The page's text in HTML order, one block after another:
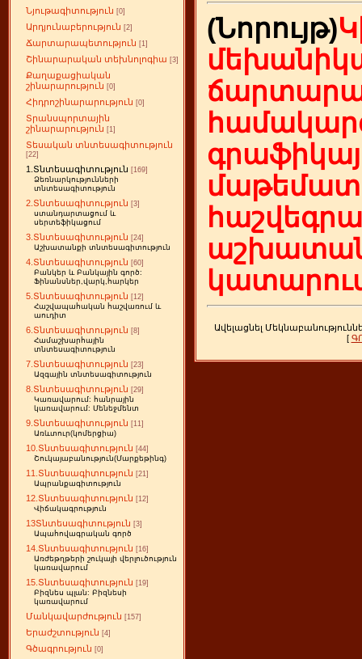
Նյութագիտություն [0]
Արդյունաբերություն [2]
Ճարտարապետություն [1]
Շինարարական տեխնոլոգիա [3]
Քաղաքացիական
շինարարություն [0]
Հիդրոշինարարություն [0]
Տրանսպորտային
շինարարություն [1]
Տեսական տնտեսագիտություն
[22]
1.Տնտեսագիտություն [169]
Ձեռնարկությունների
տնտեսագիտություն
2.Տնտեսագիտություն [3]
ստանդարտացում և
սերտեֆիկացում
3.Տնտեսագիտություն [24]
Աշխատանքի տնտեսագիտություն
4.Տնտեսագիտություն [60]
Բանկեր և Բանկային գործ:
Ֆինանսներ,վարկ,հարկեր
5.Տնտեսագիտություն [12]
Հաշվապահական հաշվառում և
աուդիտ
6.Տնտեսագիտություն [8]
Համաշխարհային
տնտեսագիտություն
7.Տնտեսագիտություն [23]
Ազգային տնտեսագիտություն
8.Տնտեսագիտություն [29]
Կառավարում: հանրային
կառավարում: Մենեջմենտ
9.Տնտեսագիտություն [11]
Առևտուր(կոմերցիա)
10.Տնտեսագիտություն [44]
Շուկայաբանություն(Մարքեթինգ)
11.Տնտեսագիտություն [21]
Ապրանքագիտություն
12.Տնտեսագիտություն [12]
Վիճակագրություն
13Տնտեսագիտություն [3]
Ապահովագրական գործ
14.Տնտեսագիտություն [16]
Առժեթղթերի շուկայի վերլուծություն
կառավարում
15.Տնտեսագիտություն [19]
Բիզնես պլան: Բիզնեսի
կառավարում
Մանկավարժություն [157]
Երաժշտություն [4]
Գծագրություն [0]
(Նորույթ)
Ավելացնել
[